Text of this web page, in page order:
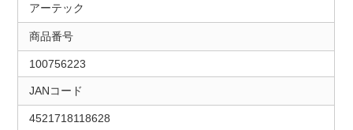
アーテック
商品番号
100756223
JANコード
4521718118628